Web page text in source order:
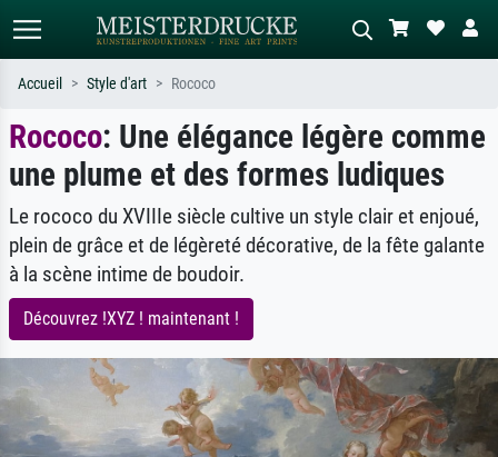
Recherche standard Recherche d'images IA
Recherchez par artiste, titre ou style –
ex. Monet, Nuit étoilée,
impressionnisme, vague de Hokusai,
nu.
Décrivez la scène – ex. prairie verte,
abstrait avec beaucoup de rouge,
tableau sombre, nu debout près d'un
arbre.
Accueil Style d'art Rococo
Rococo: Une élégance légère comme
une plume et des formes ludiques
Le rococo du XVIIIe siècle cultive un style clair et enjoué,
plein de grâce et de légèreté décorative, de la fête galante
à la scène intime de boudoir.
Découvrez !XYZ ! maintenant !